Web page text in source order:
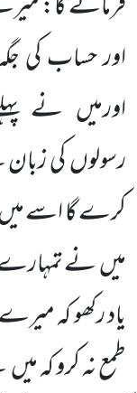
اور حساب کی
اورمیں نے
رسولوں کی
کرے گا اسے
میں نے تمہارے
یاد رکھو کہ
طمع نہ کرو کہ